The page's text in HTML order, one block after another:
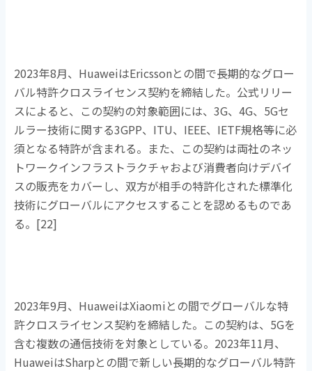
2023年8月、 HuaweiはEricssonとの間で長期的なグロー
バル特許クロスライセンス契約を締結した。公式リリー
スによると、この契約の対象範囲には、3G、4G、 5Gセ
ルラー技術に関する3GPP、 ITU、 IEEE、 IETF規格等に必
須となる特許が含まれる。また、この契約は両社のネッ
トワークインフラストラクチャおよび消費者向けデバイ
スの販売をカバーし、双方が相手の特許化された標準化
技術にグローバルにアクセスすることを認めるものであ
る。 [22]
2023年9月、 HuaweiはXiaomiとの間でグローバルな特
許クロスライセンス契約を締結した。この契約は、 5Gを
含む複数の通信技術を対象としている。 2023年11月、
HuaweiはSharpとの間で新しい長期的なグローバル特許